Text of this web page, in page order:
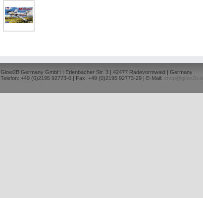
Glow2B Germany GmbH | Erlenbacher Str. 3 | 42477 Radevormwald | Germany
Telefon: +49 (0)2195 92773-0 | Fax: +49 (0)2195 92773-29 | E-Mail:
shop@glow2b.de